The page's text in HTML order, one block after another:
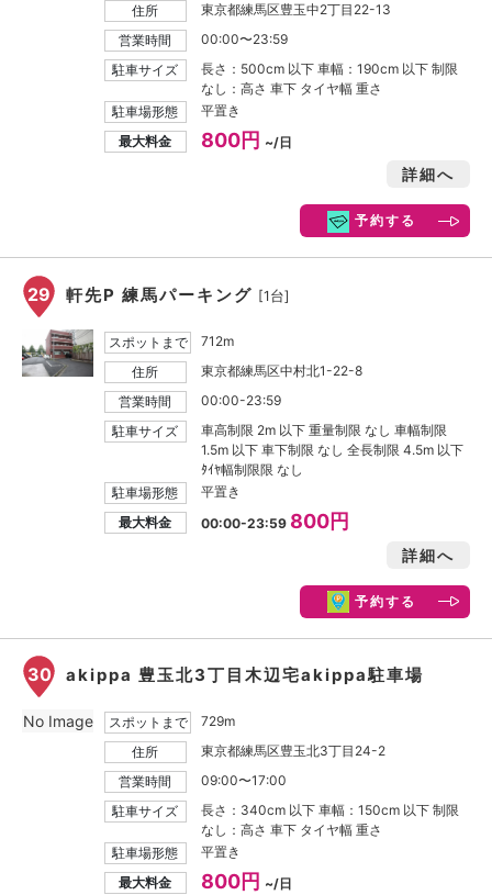
住所
東京都練馬区豊玉中2丁目22-13
営業時間
00:00〜23:59
駐車サイズ
長さ：500cm 以下 車幅：190cm 以下 制限
なし：高さ 車下 タイヤ幅 重さ
駐車場形態
平置き
最大料金
800円 ~/日
詳細へ
予約する
29 軒先P 練馬パーキング [1台]
スポットまで
712m
住所
東京都練馬区中村北1-22-8
営業時間
00:00-23:59
駐車サイズ
車高制限 2m 以下 重量制限 なし 車幅制限
1.5m 以下 車下制限 なし 全長制限 4.5m 以下
ﾀｲﾔ幅制限限 なし
駐車場形態
平置き
最大料金
00:00-23:59 800円
詳細へ
予約する
30 akippa 豊玉北3丁目木辺宅akippa駐車場
スポットまで
729m
住所
東京都練馬区豊玉北3丁目24-2
営業時間
09:00〜17:00
駐車サイズ
長さ：340cm 以下 車幅：150cm 以下 制限
なし：高さ 車下 タイヤ幅 重さ
駐車場形態
平置き
最大料金
800円 ~/日
No Image